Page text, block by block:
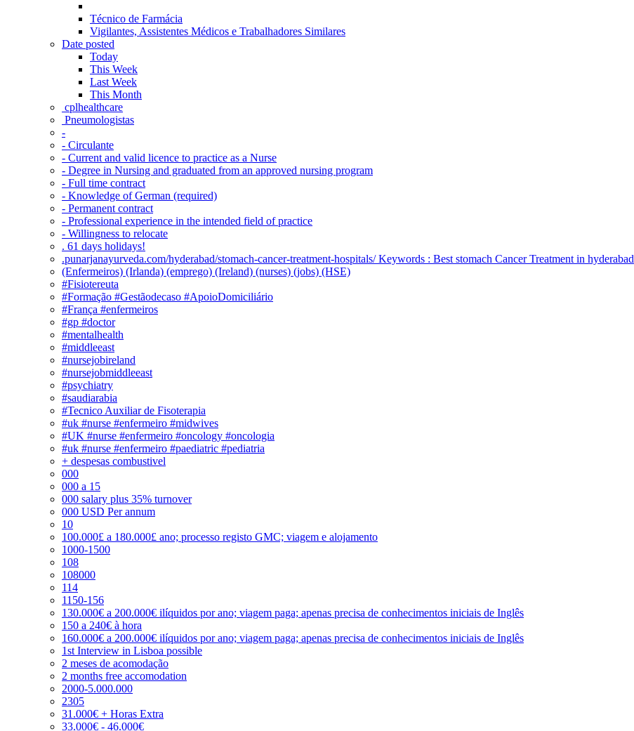
Técnico de Farmácia
Vigilantes, Assistentes Médicos e Trabalhadores Similares
Date posted
Today
This Week
Last Week
This Month
‎ cplhealthcare‬
Pneumologistas
-
- Circulante
- Current and valid licence to practice as a Nurse
- Degree in Nursing and graduated from an approved nursing program
- Full time contract
- Knowledge of German (required)
- Permanent contract
- Professional experience in the intended field of practice
- Willingness to relocate
. 61 days holidays!
.punarjanayurveda.com/hyderabad/stomach-cancer-treatment-hospitals/ Keywords : Best stomach Cancer Treatment in hyderabad
(Enfermeiros) (Irlanda) (emprego) (Ireland) (nurses) (jobs) (HSE)
#Fisiotereuta
#Formação #Gestãodecaso #ApoioDomiciliário
#França #enfermeiros
#gp #doctor
#mentalhealth
#middleeast
#nursejobireland
#nursejobmiddleeast
#psychiatry
#saudiarabia
#Tecnico Auxiliar de Fisoterapia
#uk #nurse #enfermeiro #midwives
#UK #nurse #enfermeiro #oncology #oncologia
#uk #nurse #enfermeiro #paediatric #pediatria
+ despesas combustivel
000
000 a 15
000 salary plus 35% turnover
000 USD Per annum
10
100.000£ a 180.000£ ano; processo registo GMC; viagem e alojamento
1000-1500
108
108000
114
1150-156
130.000€ a 200.000€ ilíquidos por ano; viagem paga; apenas precisa de conhecimentos iniciais de Inglês
150 a 240€ à hora
160.000€ a 200.000€ ilíquidos por ano; viagem paga; apenas precisa de conhecimentos iniciais de Inglês
1st Interview in Lisboa possible
2 meses de acomodação
2 months free accomodation
2000-5.000.000
2305
31.000€ + Horas Extra
33.000€ - 46.000€